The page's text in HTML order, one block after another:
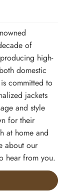
of
high-
domestic
committed to
jackets
and style
for their
at home and
about our
hear from you.